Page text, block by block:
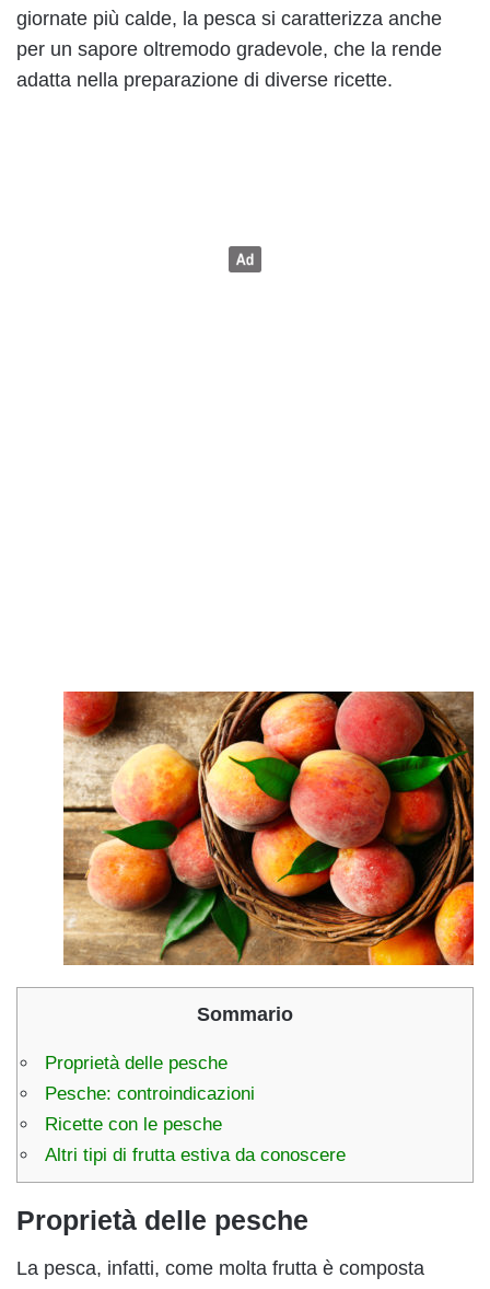
giornate più calde, la pesca si caratterizza anche
per un sapore oltremodo gradevole, che la rende
adatta nella preparazione di diverse ricette.
Sommario
Proprietà delle pesche
Pesche: controindicazioni
Ricette con le pesche
Altri tipi di frutta estiva da conoscere
Proprietà delle pesche
La pesca, infatti, come molta frutta è composta